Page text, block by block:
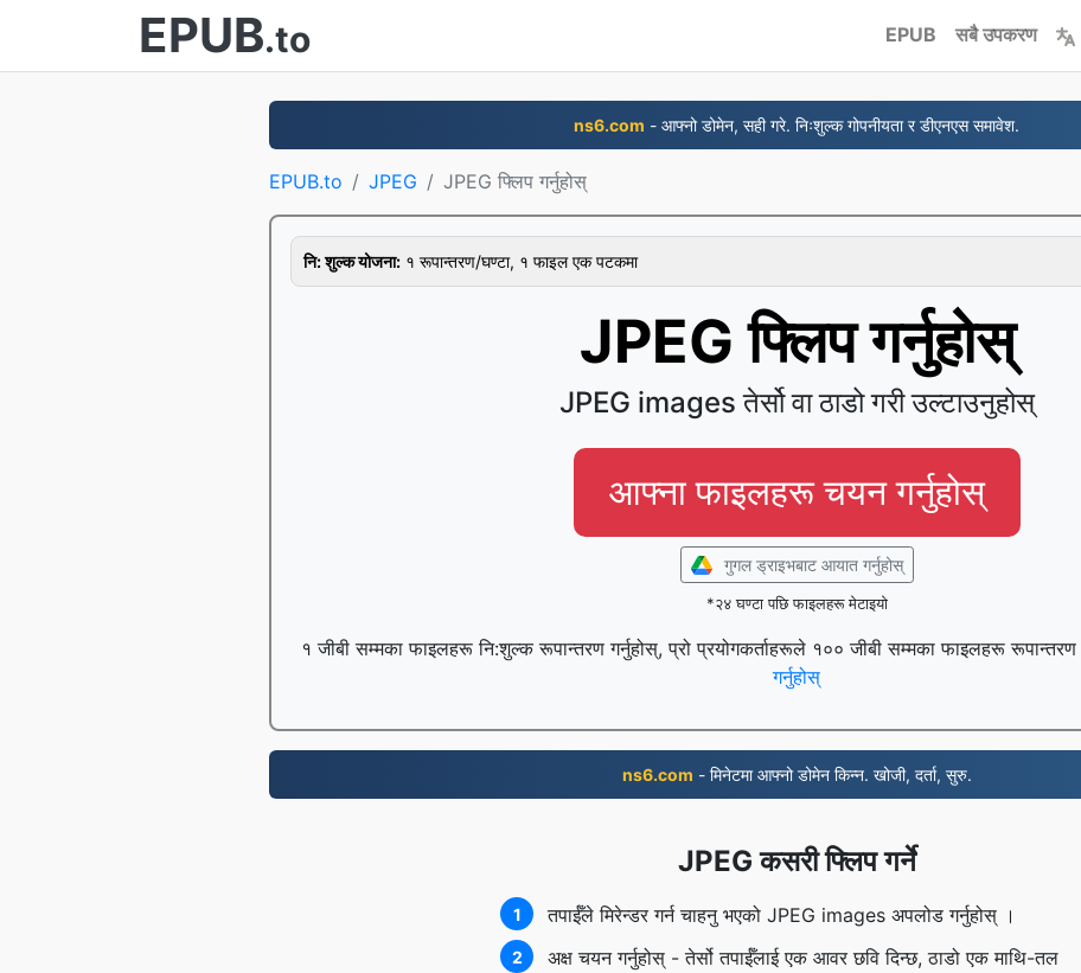
EPUB.to EPUB सबै उपकरण
ns6.com - आफ्नो डोमेन, सही गरे. निःशुल्क गोपनीयता र डीएनएस समावेश.
EPUB.to JPEG JPEG फ्लिप गर्नुहोस्
नि: शुल्क योजना: १ रूपान्तरण/घण्टा, १ फाइल एक पटकमा
JPEG फ्लिप गर्नुहोस्
JPEG images तेर्सो वा ठाडो गरी उल्टाउनुहोस्
आफ्ना फाइलहरू चयन गर्नुहोस्
गुगल ड्राइभबाट आयात गर्नुहोस्
*२४ घण्टा पछि फाइलहरू मेटाइयो
१ जीबी सम्मका फाइलहरू नि:शुल्क रूपान्तरण गर्नुहोस्, प्रो प्रयोगकर्ताहरूले १०० जीबी सम्मका फाइलहरू
गर्नुहोस्
ns6.com - मिनेटमा आफ्नो डोमेन किन्न. खोजी, दर्ता, सुरु.
JPEG कसरी फ्लिप गर्ने
1 तपाईँले मिरेन्डर गर्न चाहनु भएको JPEG images अपलोड गर्नुहोस् ।
2
अक्ष चयन गर्नुहोस् - तेर्सो तपाईँलाई एक आवर छवि दिन्छ, ठाडो एक माथि-तल